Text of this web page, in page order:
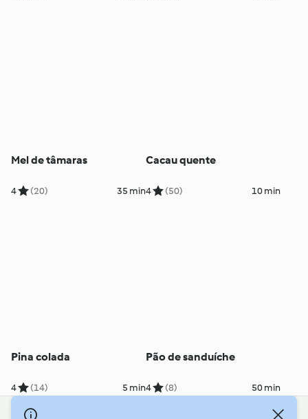
Mel de tâmaras
4 (20) 35 min
Cacau quente
4 (50) 10 min
Pina colada
4 (14) 5 min
Pão de sanduíche
4 (8) 50 min